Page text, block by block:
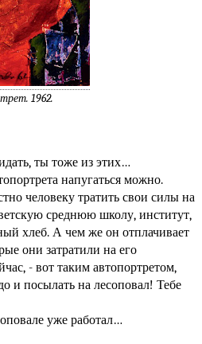
1962.
ты тоже из этих…
напугаться можно.
человеку тратить свои силы на
среднюю школу, институт,
хлеб. А чем же он отплачивает
они затратили на его
- вот таким автопортретом,
и посылать на лесоповал! Тебе
уже работал…